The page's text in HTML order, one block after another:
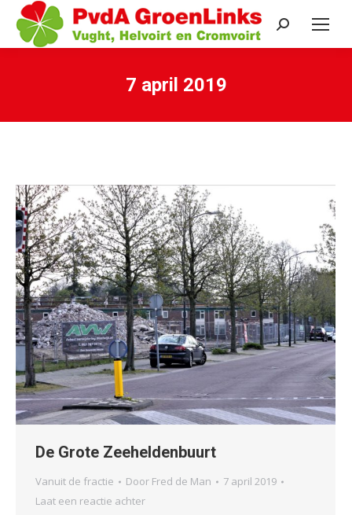
Search:
7 april 2019
De Grote Zeeheldenbuurt
Vanuit de fractie Door Fred de Man
7 april 2019
Laat een reactie achter